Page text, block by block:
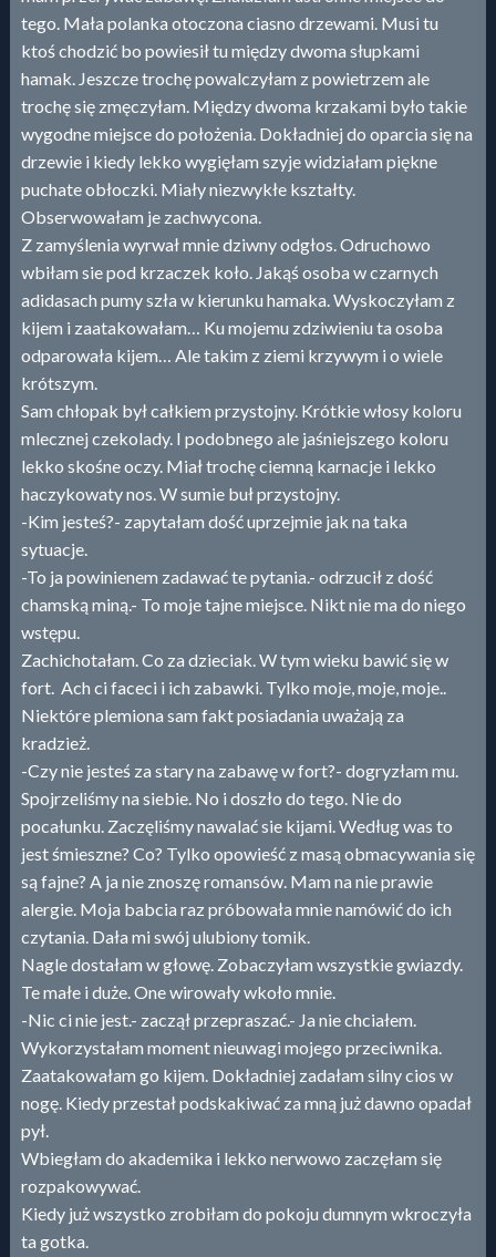
tego. Mała polanka otoczona ciasno drzewami. Musi tu
ktoś chodzić bo powiesił tu między dwoma słupkami
hamak. Jeszcze trochę powalczyłam z powietrzem ale
trochę się zmęczyłam. Między dwoma krzakami było takie
wygodne miejsce do położenia. Dokładniej do oparcia się na
drzewie i kiedy lekko wygięłam szyje widziałam piękne
puchate obłoczki. Miały niezwykłe kształty.
Obserwowałam je zachwycona.
Z zamyślenia wyrwał mnie dziwny odgłos. Odruchowo
wbiłam sie pod krzaczek koło. Jakąś osoba w czarnych
adidasach pumy szła w kierunku hamaka. Wyskoczyłam z
kijem i zaatakowałam… Ku mojemu zdziwieniu ta osoba
odparowała kijem… Ale takim z ziemi krzywym i o wiele
krótszym.
Sam chłopak był całkiem przystojny. Krótkie włosy koloru
mlecznej czekolady. I podobnego ale jaśniejszego koloru
lekko skośne oczy. Miał trochę ciemną karnacje i lekko
haczykowaty nos. W sumie buł przystojny.
-Kim jesteś?- zapytałam dość uprzejmie jak na taka
sytuacje.
-To ja powinienem zadawać te pytania.- odrzucił z dość
chamską miną.- To moje tajne miejsce. Nikt nie ma do niego
wstępu.
Zachichotałam. Co za dzieciak. W tym wieku bawić się w
fort. Ach ci faceci i ich zabawki. Tylko moje, moje, moje..
Niektóre plemiona sam fakt posiadania uważają za
kradzież.
-Czy nie jesteś za stary na zabawę w fort?- dogryzłam mu.
Spojrzeliśmy na siebie. No i doszło do tego. Nie do
pocałunku. Zaczęliśmy nawalać sie kijami. Według was to
jest śmieszne? Co? Tylko opowieść z masą obmacywania się
są fajne? A ja nie znoszę romansów. Mam na nie prawie
alergie. Moja babcia raz próbowała mnie namówić do ich
czytania. Dała mi swój ulubiony tomik.
Nagle dostałam w głowę. Zobaczyłam wszystkie gwiazdy.
Te małe i duże. One wirowały wkoło mnie.
-Nic ci nie jest.- zaczął przepraszać.- Ja nie chciałem.
Wykorzystałam moment nieuwagi mojego przeciwnika.
Zaatakowałam go kijem. Dokładniej zadałam silny cios w
nogę. Kiedy przestał podskakiwać za mną już dawno opadał
pył.
Wbiegłam do akademika i lekko nerwowo zaczęłam się
rozpakowywać.
Kiedy już wszystko zrobiłam do pokoju dumnym wkroczyła
ta gotka.